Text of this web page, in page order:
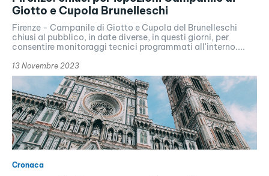
Giotto e Cupola Brunelleschi
Firenze - Campanile di Giotto e Cupola del Brunelleschi
chiusi al pubblico, in date diverse, in questi giorni, per
consentire monitoraggi tecnici programmati all'interno....
13 Novembre 2023
Cronaca